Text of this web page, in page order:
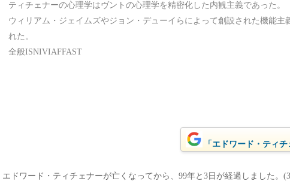
ティチェナーの心理学はヴントの心理学を精密化した内観主義であった。
ウィリアム・ジェイムズやジョン・デューイらによって創設された機能主
れた。
全般ISNIVIAFFAST
「エドワード・ティ
エドワード・ティチェナーが亡くなってから、99年と3日が経過しました。